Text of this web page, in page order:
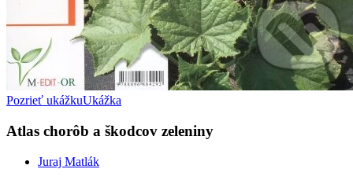
Pozrieť ukážkuUkážka
Atlas chorôb a škodcov zeleniny
Juraj Matlák